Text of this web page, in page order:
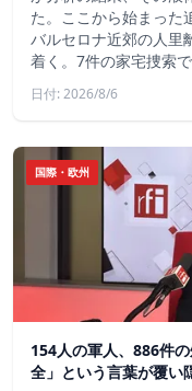
た。ここから始まった
バルセロナ近郊の人里
着く。7件の家宅捜索
日付: 2026/8/6
国際・欧州
154人の軍人、886件
全」という言葉が覆い